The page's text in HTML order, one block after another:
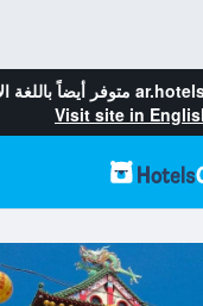
متوفر أيضاً باللغة
Visit site in